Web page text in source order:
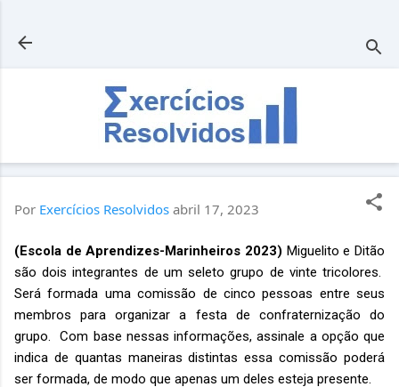
Por Exercícios Resolvidos abril 17, 2023
(Escola de Aprendizes-Marinheiros 2023) Miguelito e Ditão
são dois integrantes de um seleto grupo de vinte tricolores.
Será formada uma comissão de cinco pessoas entre seus
membros para organizar a festa de confraternização do
grupo. Com base nessas informações, assinale a opção que
indica de quantas maneiras distintas essa comissão poderá
ser formada, de modo que apenas um deles esteja presente.